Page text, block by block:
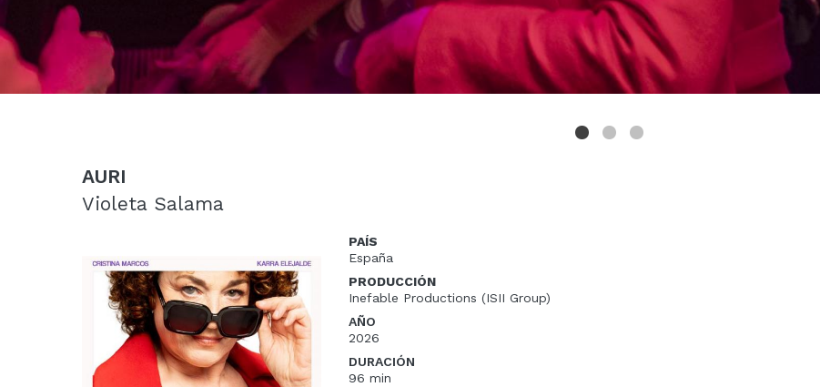
AURI
Violeta Salama
PAÍS
España
PRODUCCIÓN
Inefable Productions (ISII Group)
AÑO
2026
DURACIÓN
96 min